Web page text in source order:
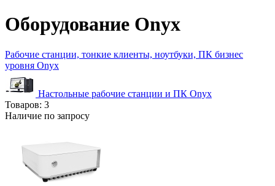
Оборудование Onyx
Рабочие станции, тонкие клиенты, ноутбуки, ПК бизнес
уровня Onyx
Настольные рабочие станции и ПК Onyx
Товаров: 3
Наличие по запросу